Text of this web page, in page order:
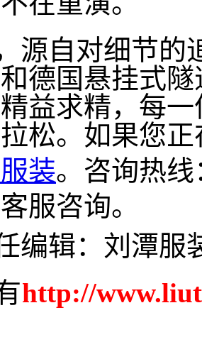
源自对细节的
德国悬挂式
益求精，每
松。如果您正
装。咨询热线
服咨询。
辑：刘潭服
http://